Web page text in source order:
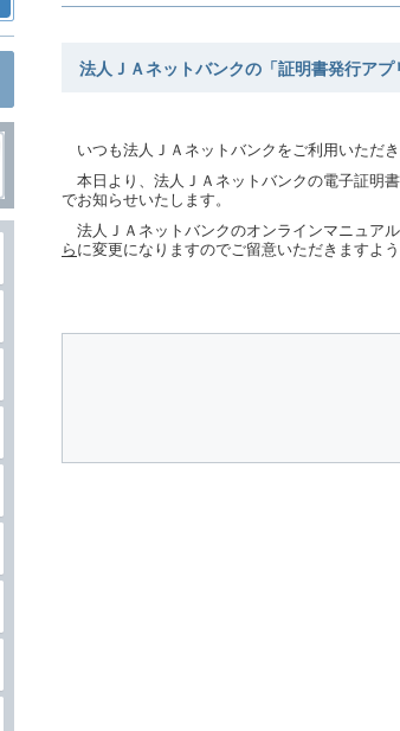
法人ＪＡネットバンクの「証明書発行アプ
いつも法人ＪＡネットバンクをご利用いただき
本日より、法人ＪＡネットバンクの電子証明
でお知らせいたします。
法人ＪＡネットバンクのオンラインマニュア
ら に変更になりますのでご留意いただきますよ